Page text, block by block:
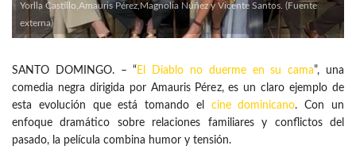
Yorlla Castillo,Amauris Pérez,Magnolia Núñez y Vicente Santos. (Fuente
externa)
SANTO DOMINGO. – “ El Diablo no duerme en su cama”, una
comedia negra dirigida por Amauris Pérez, es un claro ejemplo de
esta evolución que está tomando el cine dominicano. Con un
enfoque dramático sobre relaciones familiares y conflictos del
pasado, la película combina humor y tensión.